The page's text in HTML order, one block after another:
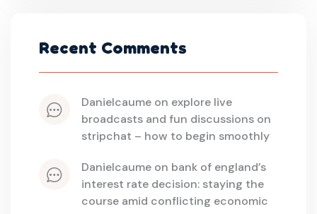
Recent Comments
danielcaume on explore live
broadcasts and fun discussions on
stripchat – how to begin smoothly
danielcaume on bank of england’s
interest rate decision: staying the
course amid conflicting economic